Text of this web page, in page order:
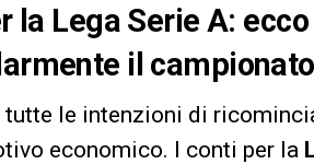
la Lega Serie A:
il
tutte le intenzioni di
economico. I conti per la